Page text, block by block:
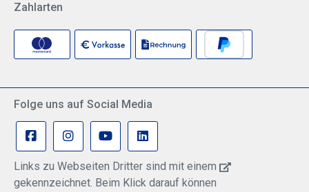
Zahlarten
Folge uns auf Social Media
Links zu Webseiten Dritter sind mit einem
gekennzeichnet. Beim Klick darauf können